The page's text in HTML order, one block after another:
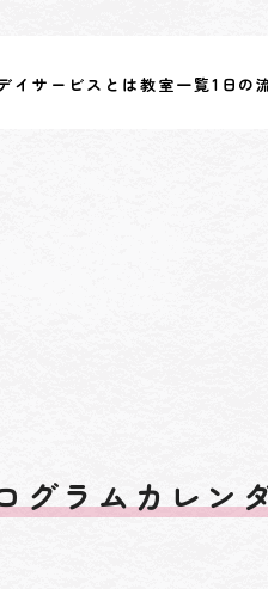
イサービスとは教室一覧1日の
グラムカレン